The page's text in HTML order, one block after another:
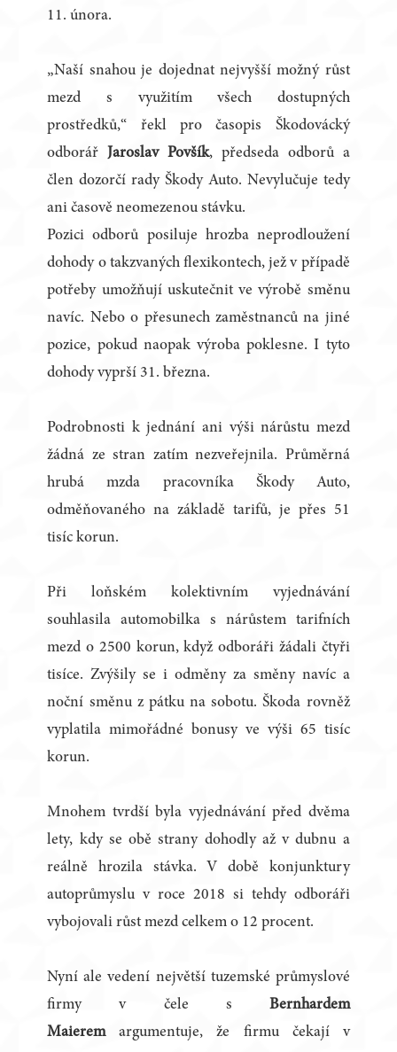
11. února.
„Naší snahou je dojednat nejvyšší možný růst
mezd s využitím všech dostupných
prostředků,“ řekl pro časopis Škodovácký
odborář Jaroslav Povšík, předseda odborů a
člen dozorčí rady Škody Auto. Nevylučuje tedy
ani časově neomezenou stávku.
Pozici odborů posiluje hrozba neprodloužení
dohody o takzvaných flexikontech, jež v případě
potřeby umožňují uskutečnit ve výrobě směnu
navíc. Nebo o přesunech zaměstnanců na jiné
pozice, pokud naopak výroba poklesne. I tyto
dohody vyprší 31. března.
Podrobnosti k jednání ani výši nárůstu mezd
žádná ze stran zatím nezveřejnila. Průměrná
hrubá mzda pracovníka Škody Auto,
odměňovaného na základě tarifů, je přes 51
tisíc korun.
Při loňském kolektivním vyjednávání
souhlasila automobilka s nárůstem tarifních
mezd o 2500 korun, když odboráři žádali čtyři
tisíce. Zvýšily se i odměny za směny navíc a
noční směnu z pátku na sobotu. Škoda rovněž
vyplatila mimořádné bonusy ve výši 65 tisíc
korun.
Mnohem tvrdší byla vyjednávání před dvěma
lety, kdy se obě strany dohodly až v dubnu a
reálně hrozila stávka. V době konjunktury
autoprůmyslu v roce 2018 si tehdy odboráři
vybojovali růst mezd celkem o 12 procent.
Nyní ale vedení největší tuzemské průmyslové
firmy v čele s Bernhardem
Maieremargumentuje, že firmu čekají v